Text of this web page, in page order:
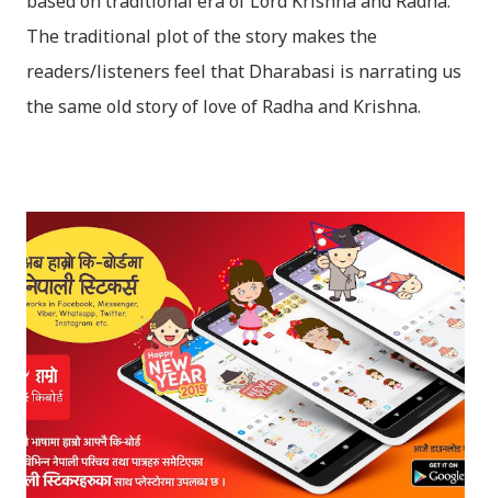
The traditional plot of the story makes the
readers/listeners feel that Dharabasi is narrating us
the same old story of love of Radha and Krishna.
it speaks of so many hidden things that we will be
amazed while ending it up. Radha and Krishna are
the eternal lovers. Lord Krishna and Radha are
together since childhood. But in teenage they are
separated (as in the traditional story) and Lord
Krishna has to go away leaving Vindraban for
fulfilling the task for which he has taken birth.This
brings tragedy to Radha and all the people in
Vindraban. Radha waits for Krishna to arrive but he